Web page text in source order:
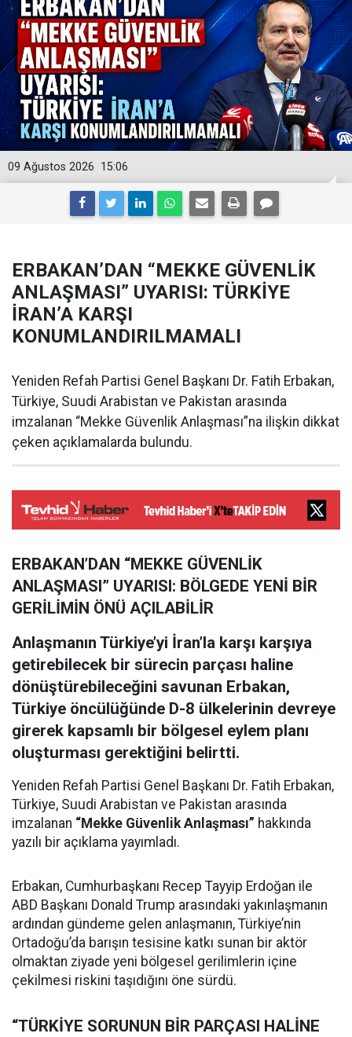
15:06
09 Ağustos 2026
ERBAKAN’DAN “MEKKE GÜVENLİK
ANLAŞMASI” UYARISI: TÜRKİYE
İRAN’A KARŞI
KONUMLANDIRILMAMALI
Yeniden Refah Partisi Genel Başkanı Dr. Fatih Erbakan,
Türkiye, Suudi Arabistan ve Pakistan arasında
imzalanan “Mekke Güvenlik Anlaşması”na ilişkin dikkat
çeken açıklamalarda bulundu.
ERBAKAN’DAN “MEKKE GÜVENLİK
ANLAŞMASI” UYARISI: BÖLGEDE YENİ BİR
GERİLİMİN ÖNÜ AÇILABİLİR
Anlaşmanın Türkiye’yi İran’la karşı karşıya
getirebilecek bir sürecin parçası haline
dönüştürebileceğini savunan Erbakan,
Türkiye öncülüğünde D-8 ülkelerinin devreye
girerek kapsamlı bir bölgesel eylem planı
oluşturması gerektiğini belirtti.
Yeniden Refah Partisi Genel Başkanı Dr. Fatih Erbakan,
Türkiye, Suudi Arabistan ve Pakistan arasında
imzalanan “Mekke Güvenlik Anlaşması” hakkında
yazılı bir açıklama yayımladı.
Erbakan, Cumhurbaşkanı Recep Tayyip Erdoğan ile
ABD Başkanı Donald Trump arasındaki yakınlaşmanın
ardından gündeme gelen anlaşmanın, Türkiye’nin
Ortadoğu’da barışın tesisine katkı sunan bir aktör
olmaktan ziyade yeni bölgesel gerilimlerin içine
çekilmesi riskini taşıdığını öne sürdü.
“TÜRKİYE SORUNUN BİR PARÇASI HALİNE